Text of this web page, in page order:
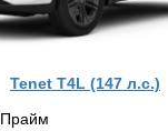
Tenet T4L (147 л.с.)
Прайм